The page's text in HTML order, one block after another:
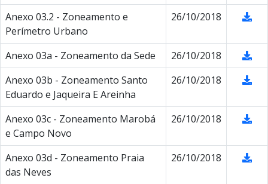
Anexo 03.2 - Zoneamento e
Perímetro Urbano
26/10/2018
Anexo 03a - Zoneamento da Sede
26/10/2018
Anexo 03b - Zoneamento Santo
Eduardo e Jaqueira E Areinha
26/10/2018
Anexo 03c - Zoneamento Marobá
e Campo Novo
26/10/2018
Anexo 03d - Zoneamento Praia
das Neves
26/10/2018